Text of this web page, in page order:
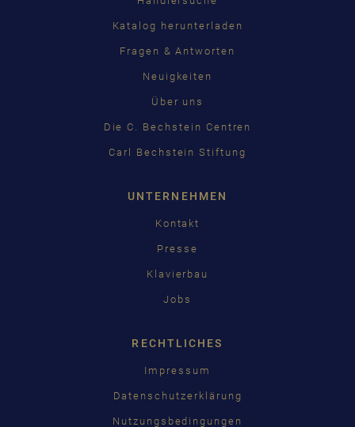
Katalog herunterladen
Fragen & Antworten
Neuigkeiten
Über uns
Die C. Bechstein Centren
Carl Bechstein Stiftung
UNTERNEHMEN
Kontakt
Presse
Klavierbau
Jobs
RECHTLICHES
Impressum
Datenschutzerklärung
Nutzungsbedingungen